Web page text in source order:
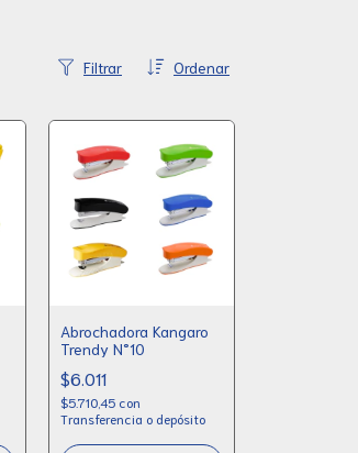
Ordenar
Filtrar
Abrochadora Kangaro
Trendy N°10
$6.011
$5.710,45 con
Transferencia o depósito